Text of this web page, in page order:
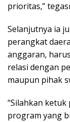
prioritas,”
Selanjutnya ia
perangkat
anggaran,
relasi dengan
maupun pihak
“Silahkan
program yang